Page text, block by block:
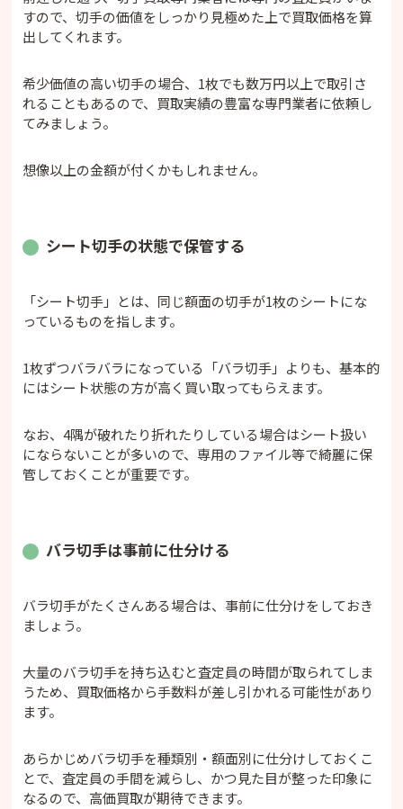
すので、切手の価値をしっかり見極めた上で買取価格を算
出してくれます。
希少価値の高い切手の場合、1枚でも数万円以上で取引さ
れることもあるので、買取実績の豊富な専門業者に依頼し
てみましょう。
想像以上の金額が付くかもしれません。
シート切手の状態で保管する
「シート切手」とは、同じ額面の切手が1枚のシートにな
っているものを指します。
1枚ずつバラバラになっている「バラ切手」よりも、基本的
にはシート状態の方が高く買い取ってもらえます。
なお、4隅が破れたり折れたりしている場合はシート扱い
にならないことが多いので、専用のファイル等で綺麗に保
管しておくことが重要です。
バラ切手は事前に仕分ける
バラ切手がたくさんある場合は、事前に仕分けをしておき
ましょう。
大量のバラ切手を持ち込むと査定員の時間が取られてしま
うため、買取価格から手数料が差し引かれる可能性があり
ます。
あらかじめバラ切手を種類別・額面別に仕分けしておくこ
とで、査定員の手間を減らし、かつ見た目が整った印象に
なるので、高価買取が期待できます。